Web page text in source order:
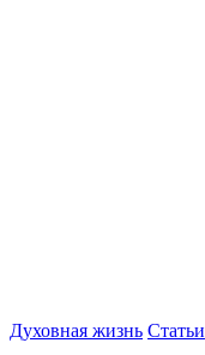
Духовная жизнь Статьи